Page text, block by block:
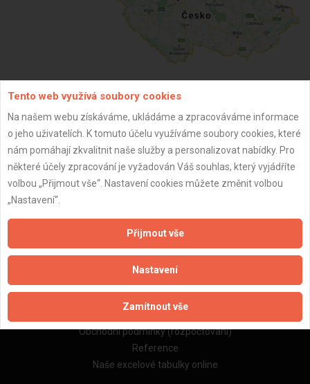
Aktualizováno z portálu ARES dne 03.12.2025 00:30:02
Důležité informace
Naše firmy a řemeslníci
Obchodní podmínky (rozpočtování)
Reference
Naše excelové tabulky online
Tento web využívá soubory cookies
Na našem webu získáváme, ukládáme a zpracováváme informace
o jeho uživatelích. K tomuto účelu využíváme soubory cookies, které
nám pomáhají zkvalitnit naše služby a personalizovat nabídky. Pro
některé účely zpracování je vyžadován Váš souhlas, který vyjádříte
volbou „Přijmout vše“. Nastavení cookies můžete změnit volbou
„Nastavení“.
Přijmout vše
Nastavení
Zamítnout vše